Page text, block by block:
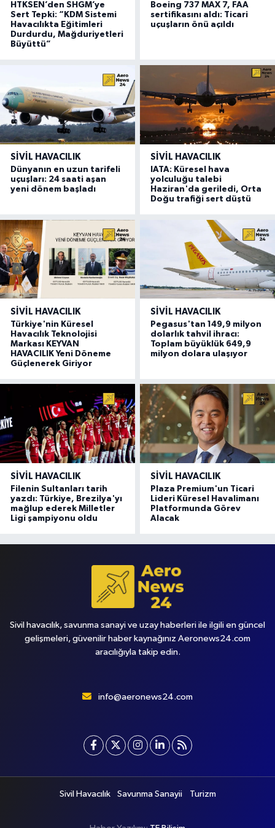
HTKSEN’den SHGM’ye
Sert Tepki: “KDM Sistemi
Havacılıkta Eğitimleri
Durdurdu, Mağduriyetleri
Büyüttü”
Boeing 737 MAX 7, FAA
sertifikasını aldı: Ticari
uçuşların önü açıldı
SIVIL HAVACILIK
Dünyanın en uzun tarifeli
uçuşları: 24 saati aşan
yeni dönem başladı
SIVIL HAVACILIK
IATA: Küresel hava
yolculuğu talebi
Haziran'da geriledi, Orta
Doğu trafiği sert düştü
SIVIL HAVACILIK
Türkiye'nin Küresel
Havacılık Teknolojisi
Markası KEYVAN
HAVACILIK Yeni Döneme
Güçlenerek Giriyor
SIVIL HAVACILIK
Pegasus'tan 149,9 milyon
dolarlık tahvil ihracı:
Toplam büyüklük 649,9
milyon dolara ulaşıyor
SIVIL HAVACILIK
Filenin Sultanları tarih
yazdı: Türkiye, Brezilya'yı
mağlup ederek Milletler
Ligi şampiyonu oldu
SIVIL HAVACILIK
Plaza Premium'un Ticari
Lideri Küresel Havalimanı
Platformunda Görev
Alacak
Sivil havacılık, savunma sanayi ve uzay haberleri ile ilgili en güncel
gelişmeleri, güvenilir haber kaynağınız Aeronews24.com
aracılığıyla takip edin.
info@aeronews24.com
Sivil Havacılık Savunma Sanayii Turizm